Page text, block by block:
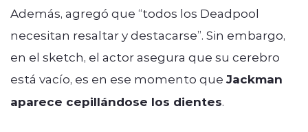
Además, agregó que “todos los Deadpool
necesitan resaltar y destacarse”. Sin embargo,
en el sketch, el actor asegura que su cerebro
está vacío, es en ese momento que Jackman
aparece cepillándose los dientes.